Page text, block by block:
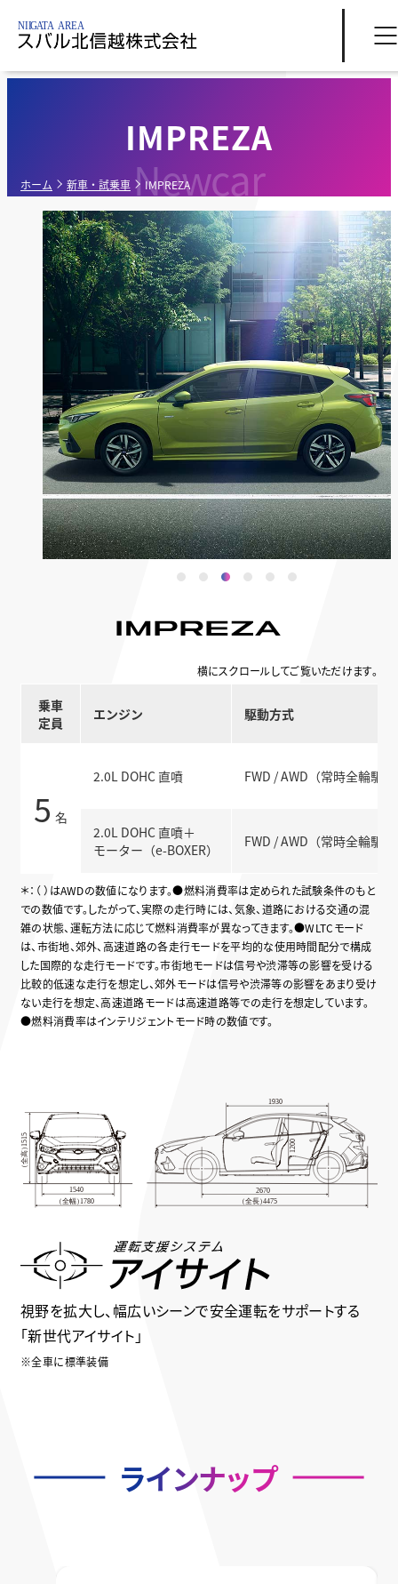
Newcar
IMPREZA
ホーム 新車・試乗車 IMPREZA
横にスクロールしてご覧いただけます。
乗車
定員
エンジン 駆動方式
5 名
2.0L DOHC 直噴 FWD / AWD（常時全輪駆
2.0L DOHC 直噴＋
モーター（e-BOXER）
FWD / AWD（常時全輪駆
＊：（ ）はAWDの数値になります。●燃料消費率は定められた試験条件のもと
での数値です。したがって、実際の走行時には、気象、道路における交通の混
雑の状態、運転方法に応じて燃料消費率が異なってきます。●WLTCモード
は、市街地、郊外、高速道路の各走行モードを平均的な使用時間配分で構成
した国際的な走行モードです。市街地モードは信号や渋滞等の影響を受ける
比較的低速な走行を想定し、郊外モードは信号や渋滞等の影響をあまり受け
ない走行を想定、高速道路モードは高速道路等での走行を想定しています。
●燃料消費率はインテリジェントモード時の数値です。
視野を拡大し、幅広いシーンで安全運転をサポートする
「新世代アイサイト」
※全車に標準装備
ラインナップ